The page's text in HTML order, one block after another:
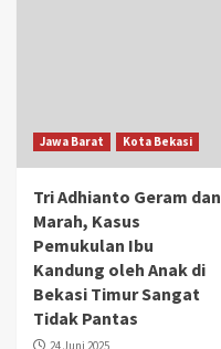
Jawa Barat Kota Bekasi
Tri Adhianto Geram dan
Marah, Kasus
Pemukulan Ibu
Kandung oleh Anak di
Bekasi Timur Sangat
Tidak Pantas
24 Juni 2025